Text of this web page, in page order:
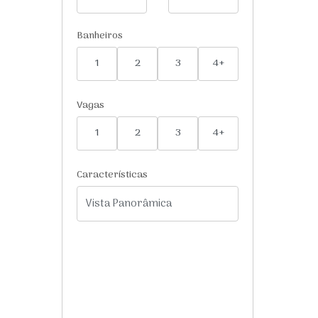
Banheiros
1
2 3 4+
Vagas
1
2 3 4+
Características